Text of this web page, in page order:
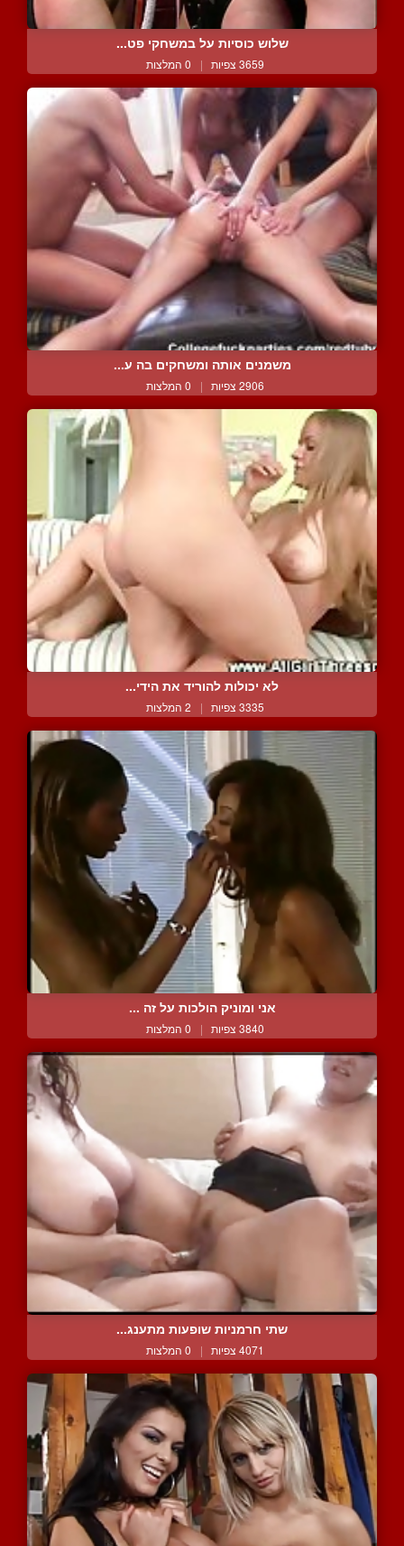
שלוש כוסיות על במשחקי פט...
3659 צפיות | 0 המלצות
משמנים אותה ומשחקים בה ע...
2906 צפיות | 0 המלצות
לא יכולות להוריד את הידי...
3335 צפיות | 2 המלצות
אני ומוניק הולכות על זה ...
3840 צפיות | 0 המלצות
שתי חרמניות שופעות מתענג...
4071 צפיות | 0 המלצות